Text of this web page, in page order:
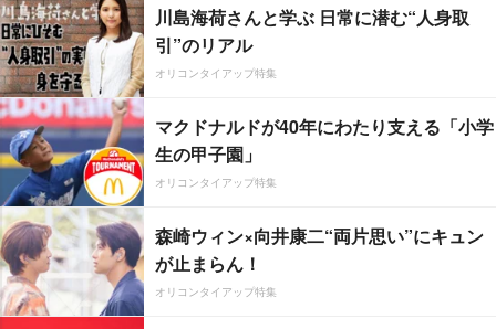
川島海荷さんと学ぶ 日常に潜む“人身取
引”のリアル
オリコンタイアップ特集
マクドナルドが40年にわたり支える「小学
生の甲子園」
オリコンタイアップ特集
森崎ウィン×向井康二“両片思い”にキュン
が止まらん！
オリコンタイアップ特集